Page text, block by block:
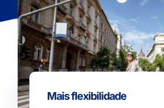
Mais flexibilidade